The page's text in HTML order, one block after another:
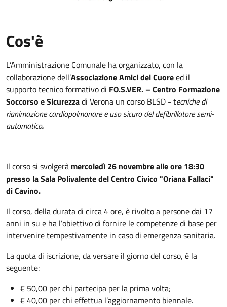
Cos'è
L’Amministrazione Comunale ha organizzato, con la
collaborazione dell’Associazione Amici del Cuoreed il
supporto tecnico formativo di FO.S.VER. – Centro Formazione
Soccorso e Sicurezzadi Verona un corso BLSD - tecniche di
rianimazione cardiopolmonare e uso sicuro del defibrillatore semi-
automatico.
Il corso si svolgerà mercoledì 26 novembre alle ore 18:30
presso la Sala Polivalente del Centro Civico "Oriana Fallaci"
di Cavino.
Il corso, della durata di circa 4 ore, è rivolto a persone dai 17
anni in su e ha l’obiettivo di fornire le competenze di base per
intervenire tempestivamente in caso di emergenza sanitaria.
La quota di iscrizione, da versare il giorno del corso, è la
seguente:
€ 50,00 per chi partecipa per la prima volta;
€ 40,00 per chi effettua l’aggiornamento biennale.